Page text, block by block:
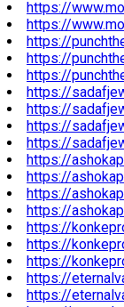
https://
https://
https://
https://
https://
https://
https://
https://
https://
https://
https://
https://
https://
https://
https://
https://
https://
https://